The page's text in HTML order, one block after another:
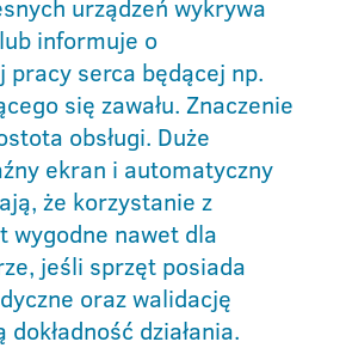
urządzeń wykrywa
informuje o
pracy serca będącej np.
się zawału. Znaczenie
obsługi. Duże
ekran i automatyczny
że korzystanie z
wygodne nawet dla
jeśli sprzęt posiada
oraz walidację
działania.